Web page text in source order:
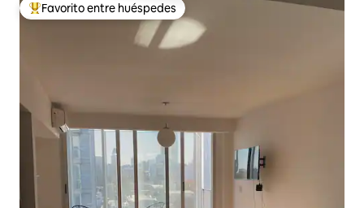
Favorito entre los huéspedes más destacados
Favorito entre huéspedes